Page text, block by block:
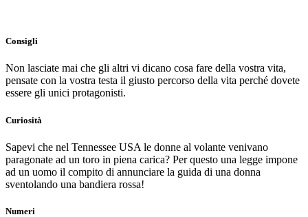
Consigli
Non lasciate mai che gli altri vi dicano cosa fare della vostra vita,
pensate con la vostra testa il giusto percorso della vita perché dovete
essere gli unici protagonisti.
Curiosità
Sapevi che nel Tennessee USA le donne al volante venivano
paragonate ad un toro in piena carica? Per questo una legge impone
ad un uomo il compito di annunciare la guida di una donna
sventolando una bandiera rossa!
Numeri